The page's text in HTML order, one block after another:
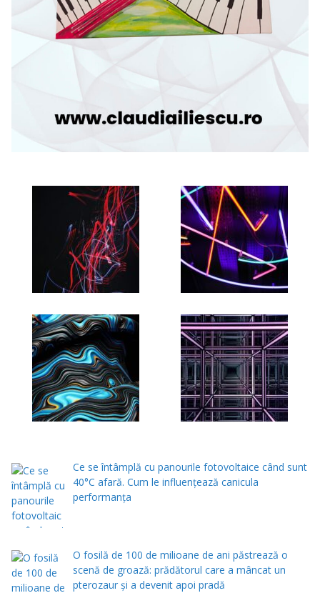
Ce se întâmplă cu panourile fotovoltaice când sunt
40°C afară. Cum le influențează canicula
performanța
O fosilă de 100 de milioane de ani păstrează o
scenă de groază: prădătorul care a mâncat un
pterozaur și a devenit apoi pradă